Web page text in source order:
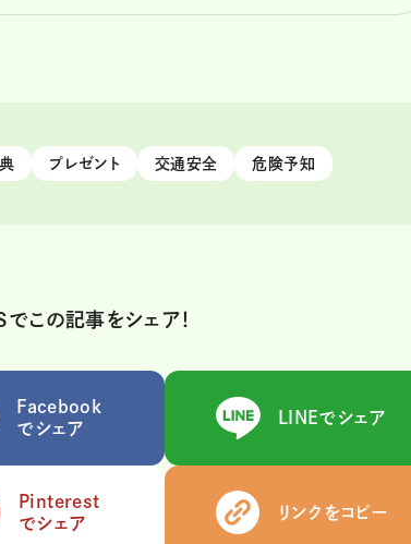
プレゼント 交通安全 危険予知
この記事をシェア！
Facebook
でシェア
LINEでシェア
Pinterest
でシェア
リンクをコピー